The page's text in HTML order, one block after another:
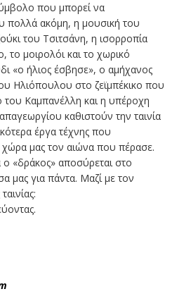
που μπορεί να
πολλά ακόμη, η μουσική του
του Τσιτσάνη, η ισορροπία
το μοιρολόι και το χωρικό
«ο ήλιος έσβησε», ο αμήχανος
Ηλιόπουλου στο ζεϊμπέκικο που
του Καμπανέλλη και η υπέροχη
καθιστούν την ταινία
έργα τέχνης που
μας τον αιώνα που πέρασε.
«δράκος» αποσύρεται στο
μας για πάντα. Μαζί με τον